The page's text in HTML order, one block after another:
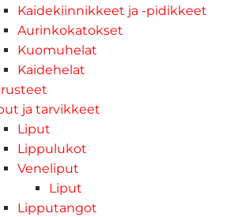
Kaidekiinnikkeet ja -pidikkeet
Aurinkokatokset
Kuomuhelat
Kaidehelat
ja tarvikkeet
Liput
Lippulukot
Veneliput
Liput
Lipputangot